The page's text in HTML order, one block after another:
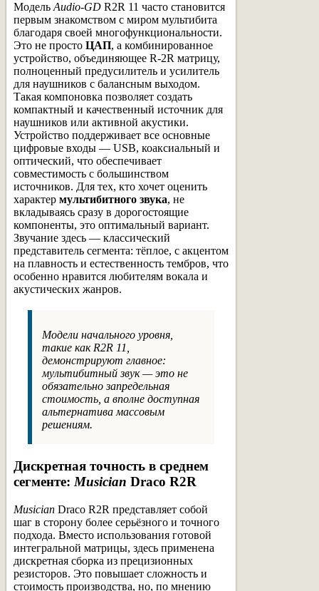
МодельAudio-GD R2R 11 часто становится
первым знакомством с миром мультибита
благодаря своей многофункциональности.
Это не просто ЦАП, а комбинированное
устройство, объединяющее R-2R матрицу,
полноценный предусилитель и усилитель
для наушников с балансным выходом.
Такая компоновка позволяет создать
компактный и качественный источник для
наушников или активной акустики.
Устройство поддерживает все основные
цифровые входы — USB, коаксиальный и
оптический, что обеспечивает
совместимость с большинством
источников. Для тех, кто хочет оценить
характер мультибитного звука, не
вкладываясь сразу в дорогостоящие
компоненты, это оптимальный вариант.
Звучание здесь — классический
представитель сегмента: тёплое, с акцентом
на плавность и естественность тембров, что
особенно нравится любителям вокала и
акустических жанров.
Модели начального уровня,
такие как R2R 11,
демонстрируют главное:
мультибитный звук — это не
обязательно запредельная
стоимость, а вполне доступная
альтернатива массовым
решениям.
Дискретная точность в среднем
сегменте:Musician Draco R2R
Musician Draco R2R представляет собой
шаг в сторону более серьёзного и точного
подхода. Вместо использования готовой
интегральной матрицы, здесь применена
дискретная сборка из прецизионных
резисторов. Это повышает сложность и
стоимость производства, но, по мнению